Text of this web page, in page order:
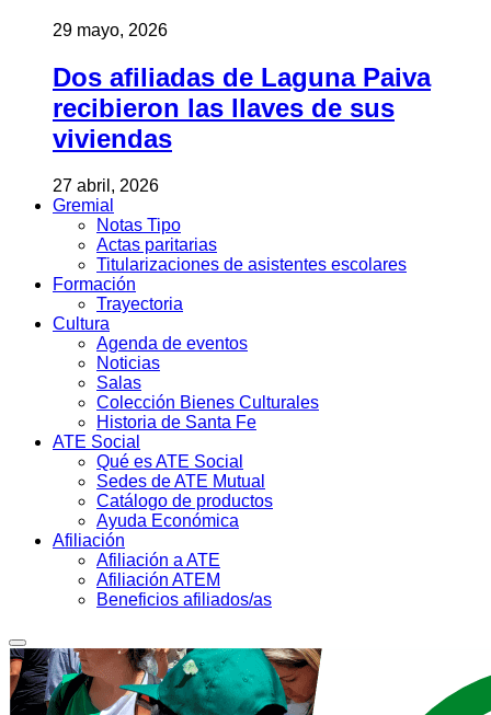
29 mayo, 2026
Dos afiliadas de Laguna Paiva
recibieron las llaves de sus
viviendas
27 abril, 2026
Gremial
Notas Tipo
Actas paritarias
Titularizaciones de asistentes escolares
Formación
Trayectoria
Cultura
Agenda de eventos
Noticias
Salas
Colección Bienes Culturales
Historia de Santa Fe
ATE Social
Qué es ATE Social
Sedes de ATE Mutual
Catálogo de productos
Ayuda Económica
Afiliación
Afiliación a ATE
Afiliación ATEM
Beneficios afiliados/as